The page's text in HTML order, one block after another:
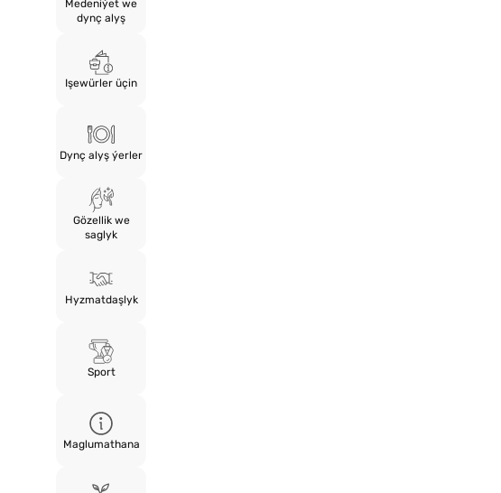
Medeniýet we
dynç alyş
Işewürler üçin
Dynç alyş ýerler
Gözellik we
saglyk
Hyzmatdaşlyk
Sport
Maglumathana